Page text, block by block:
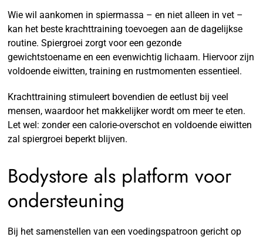
Wie wil aankomen in spiermassa – en niet alleen in vet –
kan het beste krachttraining toevoegen aan de dagelijkse
routine. Spiergroei zorgt voor een gezonde
gewichtstoename en een evenwichtig lichaam. Hiervoor zijn
voldoende eiwitten, training en rustmomenten essentieel.
Krachttraining stimuleert bovendien de eetlust bij veel
mensen, waardoor het makkelijker wordt om meer te eten.
Let wel: zonder een calorie-overschot en voldoende eiwitten
zal spiergroei beperkt blijven.
Bodystore als platform voor
ondersteuning
Bij het samenstellen van een voedingspatroon gericht op